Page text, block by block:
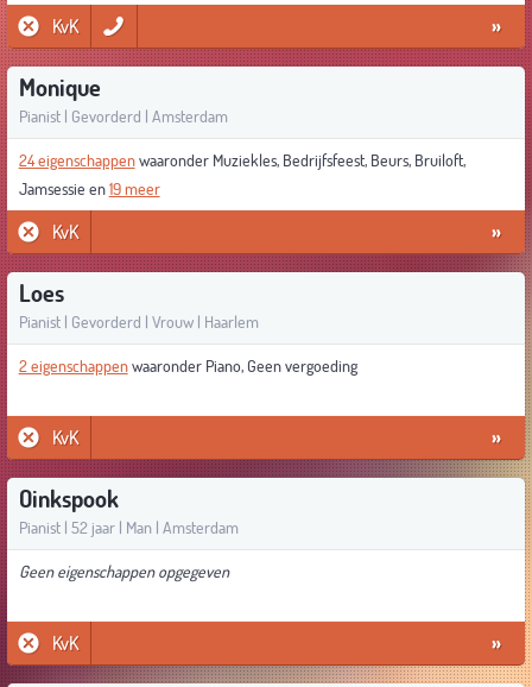
KvK »
Monique
Pianist | Gevorderd | Amsterdam
24 eigenschappenwaaronder Muziekles, Bedrijfsfeest, Beurs, Bruiloft,
Jamsessie en19 meer
KvK »
Loes
Pianist | Gevorderd | Vrouw | Haarlem
2 eigenschappenwaaronder Piano, Geen vergoeding
KvK »
Oinkspook
Pianist | 52 jaar | Man | Amsterdam
Geen eigenschappen opgegeven
KvK »